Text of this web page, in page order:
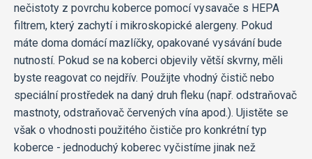
nečistoty z povrchu koberce pomocí vysavače s HEPA
filtrem, který zachytí i mikroskopické alergeny. Pokud
máte doma domácí mazlíčky, opakované vysávání bude
nutností. Pokud se na koberci objevily větší skvrny, měli
byste reagovat co nejdřív. Použijte vhodný čistič nebo
speciální prostředek na daný druh fleku (např. odstraňovač
mastnoty, odstraňovač červených vína apod.). Ujistěte se
však o vhodnosti použitého čističe pro konkrétní typ
koberce - jednoduchý koberec vyčistíme jinak než